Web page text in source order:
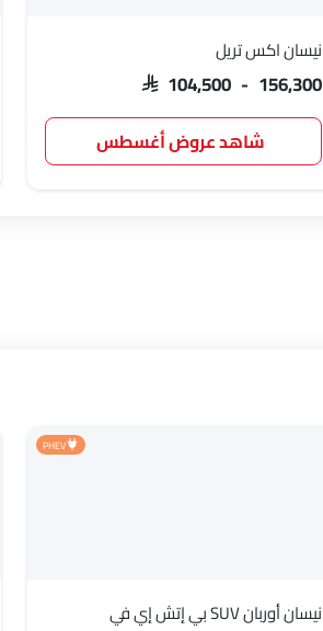
نيسان اكس تريل
SAR 104,500 - 156,300
شاهد عروض أغسطس
PHEV
نيسان أوربان SUV بي إتش إي في